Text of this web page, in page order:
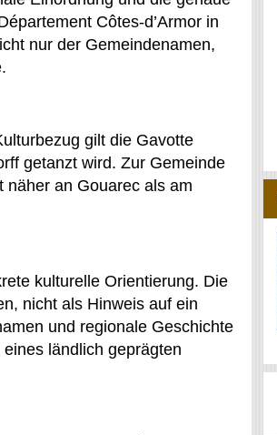
Côtes-d’Armor in
nur der Gemeindenamen,
gilt die Gavotte
getanzt wird. Zur Gemeinde
an Gouarec als am
kulturelle Orientierung. Die
nicht als Hinweis auf ein
und regionale Geschichte
ländlich geprägten